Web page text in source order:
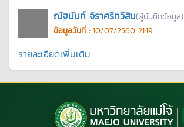
ณัฐนันท์ จิราศรีทวีสิน(ผู้บันทึกข้อมูล)
ข้อมูลวันที่ : 10/07/2560 21:19
รายละเอียดเพิ่มเติม